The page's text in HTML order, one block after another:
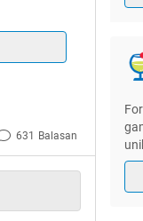
631 Balasan